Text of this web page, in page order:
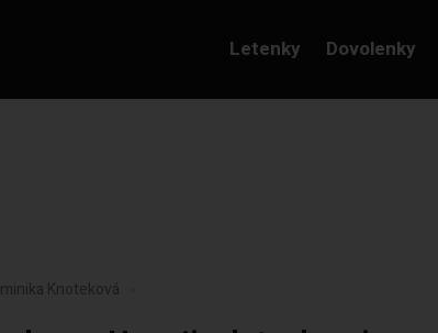
Letenky Dovolenky
Knoteková